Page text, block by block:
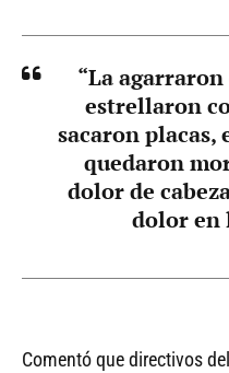
“La
estrellaron
sacaron placas,
quedaron
dolor de
dolor en
Comentó que directivos